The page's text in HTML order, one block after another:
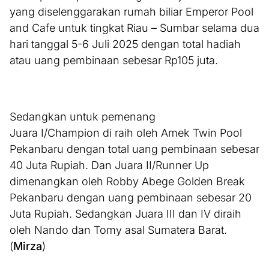
yang diselenggarakan rumah biliar Emperor Pool
and Cafe untuk tingkat Riau – Sumbar selama dua
hari tanggal 5-6 Juli 2025 dengan total hadiah
atau uang pembinaan sebesar Rp105 juta.
Sedangkan untuk pemenang
Juara I/Champion di raih oleh Amek Twin Pool
Pekanbaru dengan total uang pembinaan sebesar
40 Juta Rupiah. Dan Juara II/Runner Up
dimenangkan oleh Robby Abege Golden Break
Pekanbaru dengan uang pembinaan sebesar 20
Juta Rupiah. Sedangkan Juara III dan IV diraih
oleh Nando dan Tomy asal Sumatera Barat.
(Mirza)